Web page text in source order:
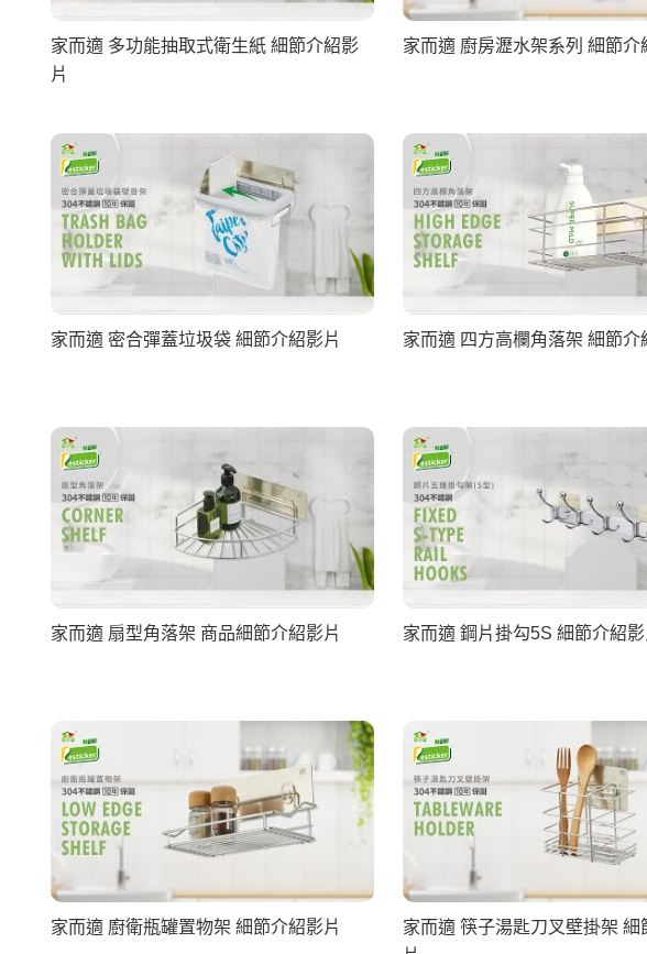
家而適 多功能抽取式衛生紙 細節介紹影
片
家而適 廚房瀝水架系列 細節介
家而適 密合彈蓋垃圾袋 細節介紹影片 家而適 四方高欄角落架 細節介
家而適 扇型角落架 商品細節介紹影片 家而適 鋼片掛勾5S 細節介紹影
家而適 廚衛瓶罐置物架 細節介紹影片
家而適 筷子湯匙刀叉壁掛架 細